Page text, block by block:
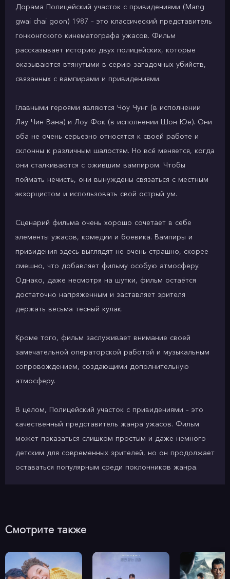
Дорама Полицейский участок с привидениями (Mang
gwai chai goon) 1987 – это классический представитель
гонконгского кинематографа ужасов. Фильм
рассказывает историю двух полицейских, которые
оказываются втянутыми в серию загадочных убийств,
связанных с вампирами и привидениями.
Главными героями являются Чоу Чунг (в исполнении
Лау Чин Вана) и Лоу Фок (в исполнении Шон Юе). Они
оба не очень серьезно относятся к своей работе и
склонны к различным шалостям. Но всё меняется, когда
они сталкиваются с ожившим вампиром. Чтобы
поймать нечисть, они вынуждены связаться с местным
экзорцистом и использовать свой острый ум.
Сценарий фильма очень хорошо сочетает в себе
элементы ужасов, комедии и боевика. Вампиры и
привидения здесь выглядят не очень страшно, скорее
смешно, что добавляет фильму особую атмосферу.
Однако, даже несмотря на шутки, фильм остаётся
достаточно напряженным и заставляет зрителя
держать весьма тесный кулак.
Кроме того, фильм заслуживает внимание своей
замечательной операторской работой и музыкальным
сопровождением, создающими дополнительную
атмосферу.
В целом, Полицейский участок с привидениями – это
качественный представитель жанра ужасов. Фильм
может показаться слишком простым и даже немного
детским для современных зрителей, но он продолжает
оставаться популярным среди поклонников жанра.
Смотрите также